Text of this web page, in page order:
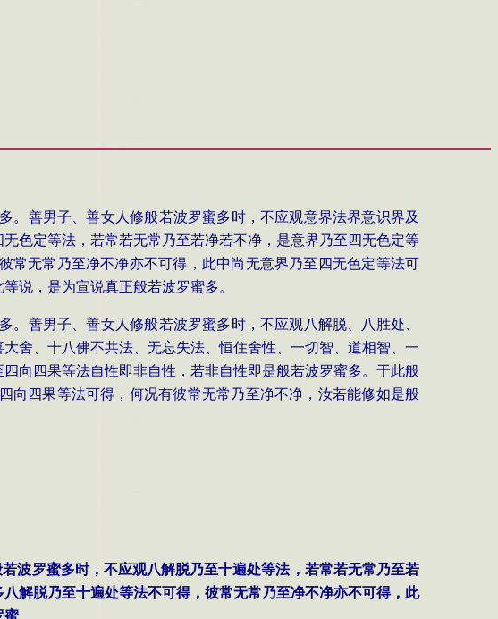
善男子、善女人修般若波罗蜜多时，不应观意界法界意识界及
色定等法，若常若无常乃至若净若不净，是意界乃至四无色定等
常无常乃至净不净亦不可得，此中尚无意界乃至四无色定等法可
说，是为宣说真正般若波罗蜜多。
善男子、善女人修般若波罗蜜多时，不应观八解脱、八胜处、
舍、十八佛不共法、无忘失法、恒住舍性、一切智、道相智、一
向四果等法自性即非自性，若非自性即是般若波罗蜜多。于此般
向四果等法可得，何况有彼常无常乃至净不净，汝若能修如是般
波罗蜜多时，不应观八解脱乃至十遍处等法，若常若无常乃至若
解脱乃至十遍处等法不可得，彼常无常乃至净不净亦不可得，此
蜜